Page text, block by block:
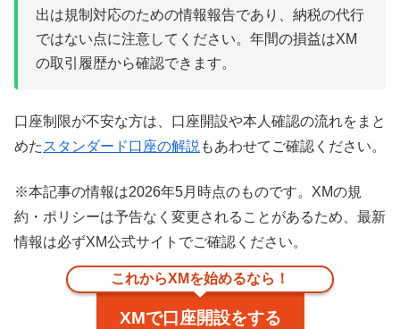
出は規制対応のための情報報告であり、納税の代行
ではない点に注意してください。年間の損益はXM
の取引履歴から確認できます。
口座制限が不安な方は、口座開設や本人確認の流れをまと
めたスタンダード口座の解説もあわせてご確認ください。
※本記事の情報は2026年5月時点のものです。XMの規
約・ポリシーは予告なく変更されることがあるため、最新
情報は必ずXM公式サイトでご確認ください。
これからXMを始めるなら！
XMで口座開設をする